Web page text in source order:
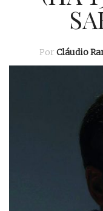
ACTUALIDADE
Por Cláudio